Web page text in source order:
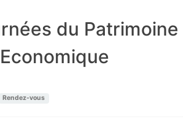
du Patrimoine
Economique
Rendez-vous